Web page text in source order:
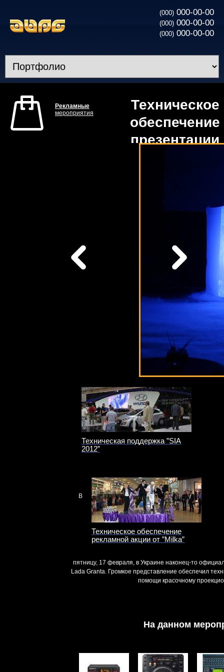
(000) 000-00-00
(000) 000-00-00
(000) 000-00-00
Рекламные
мероприятия
Техническое
обеспечение
презентации
Техническая поддержка ”SIA
2012”
Техническое обеспечение
рекламной акции от ”Milka”
В
пятницу, 17 февраля, в Украине наконец-то
Lada Granta. Громкое представление обеспечил
помощи красочному
На данном